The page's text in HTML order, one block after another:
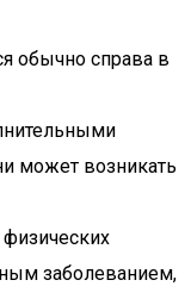
обычно справа в
может возникать
заболеванием,